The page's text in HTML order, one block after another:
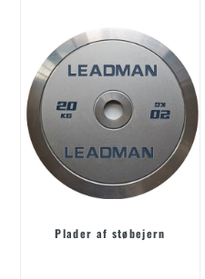
Plader af støbejern